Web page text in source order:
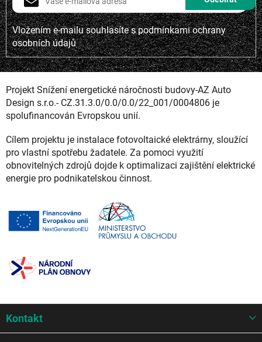
Vložením e-mailu souhlasíte spodmínkami ochrany
osobních údajů
Projekt Snížení energetické náročnosti budovy-AZ Auto
Design s.r.o.- CZ.31.3.0/0.0/0.0/22_001/0004806 je
spolufinancován Evropskou unií.
Cílem projektu je instalace fotovoltaické elektrárny, sloužící
pro vlastní spotřebu žadatele. Za pomoci využití
obnovitelných zdrojů dojde k optimalizaci zajištění elektrické
energie pro podnikatelskou činnost.
p
Kontakt